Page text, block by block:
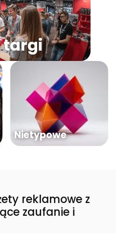
targi
Nietypowe
reklamowe z
zaufanie i